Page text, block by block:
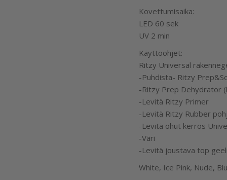
Kovettumisaika:
LED 60 sek
UV 2 min
Käyttöohjet:
Ritzy Universal
-Puhdista- Ritzy
-Ritzy Prep Dehydrator
-Levitä Ritzy Primer
-Levitä Ritzy Rubber
-Levitä ohut kerros
-Väri
-Levitä joustava top
White, Ice Pink, Nude,